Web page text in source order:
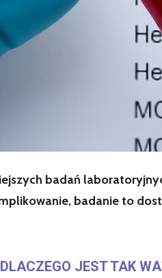
badań
badanie to
JEST TAK